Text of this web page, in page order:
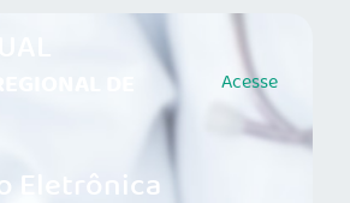
DE Acesse
Eletrônica